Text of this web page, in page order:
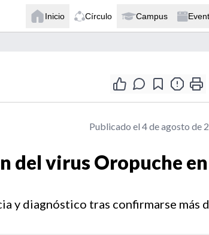
Inicio Círculo Campus
Publicado el 4 de agosto de
del virus Oropuche en
y diagnóstico tras confirmarse más